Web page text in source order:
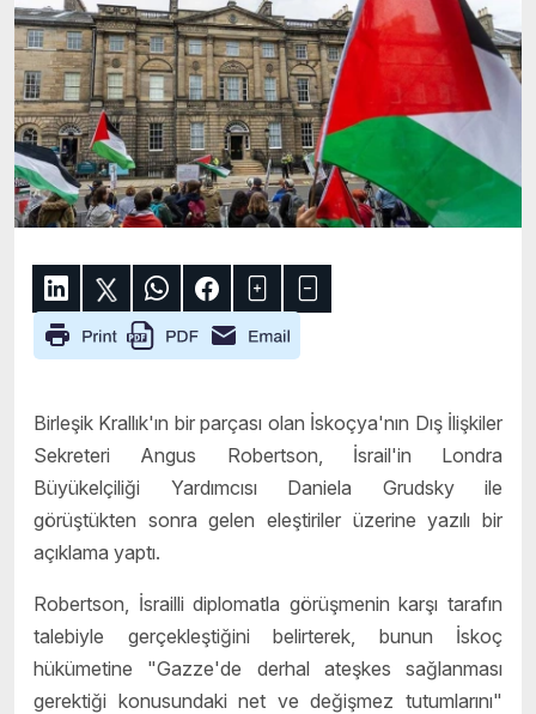
Birleşik Krallık'ın bir parçası olan İskoçya'nın Dış İlişkiler
Sekreteri Angus Robertson, İsrail'in Londra
Büyükelçiliği Yardımcısı Daniela Grudsky ile
görüştükten sonra gelen eleştiriler üzerine yazılı bir
açıklama yaptı.
Robertson, İsrailli diplomatla görüşmenin karşı tarafın
talebiyle gerçekleştiğini belirterek, bunun İskoç
hükümetine "Gazze'de derhal ateşkes sağlanması
gerektiği konusundaki net ve değişmez tutumlarını"